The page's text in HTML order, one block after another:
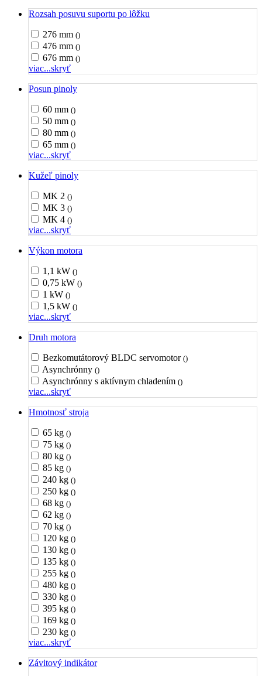
Rozsah posuvu suportu po lôžku
276 mm ()
476 mm ()
676 mm ()
viac...skryť
Posun pinoly
60 mm ()
50 mm ()
80 mm ()
65 mm ()
viac...skryť
Kužeľ pinoly
MK 2 ()
MK 3 ()
MK 4 ()
viac...skryť
Výkon motora
1,1 kW ()
0,75 kW ()
1 kW ()
1,5 kW ()
viac...skryť
Druh motora
Bezkomutátorový BLDC servomotor ()
Asynchrónny ()
Asynchrónny s aktívnym chladením ()
viac...skryť
Hmotnosť stroja
65 kg ()
75 kg ()
80 kg ()
85 kg ()
240 kg ()
250 kg ()
68 kg ()
62 kg ()
70 kg ()
120 kg ()
130 kg ()
135 kg ()
255 kg ()
480 kg ()
330 kg ()
395 kg ()
169 kg ()
230 kg ()
viac...skryť
Závitový indikátor